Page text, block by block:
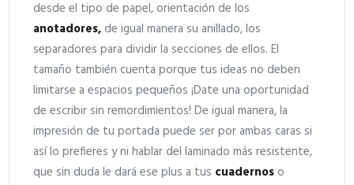
desde el tipo de papel, orientación de los
anotadores, de igual manera su anillado, los
separadores para dividir la secciones de ellos. El
tamaño también cuenta porque tus ideas no deben
limitarse a espacios pequeños ¡Date una oportunidad
de escribir sin remordimientos! De igual manera, la
impresión de tu portada puede ser por ambas caras si
así lo prefieres y ni hablar del laminado más resistente,
que sin duda le dará ese plus a tus cuadernos o